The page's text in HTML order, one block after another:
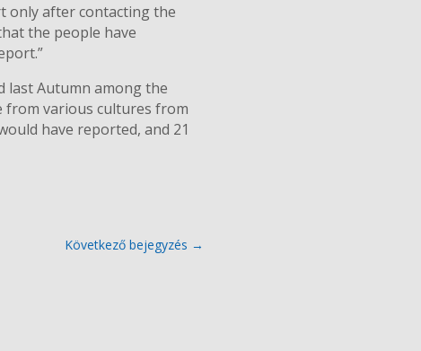
only after contacting the
the people have
last Autumn among the
from various cultures from
have reported, and 21
Következő bejegyzés →